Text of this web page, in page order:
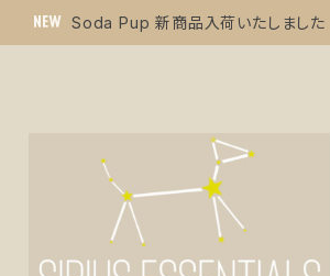
Soda Pup 新商品入荷いたしました